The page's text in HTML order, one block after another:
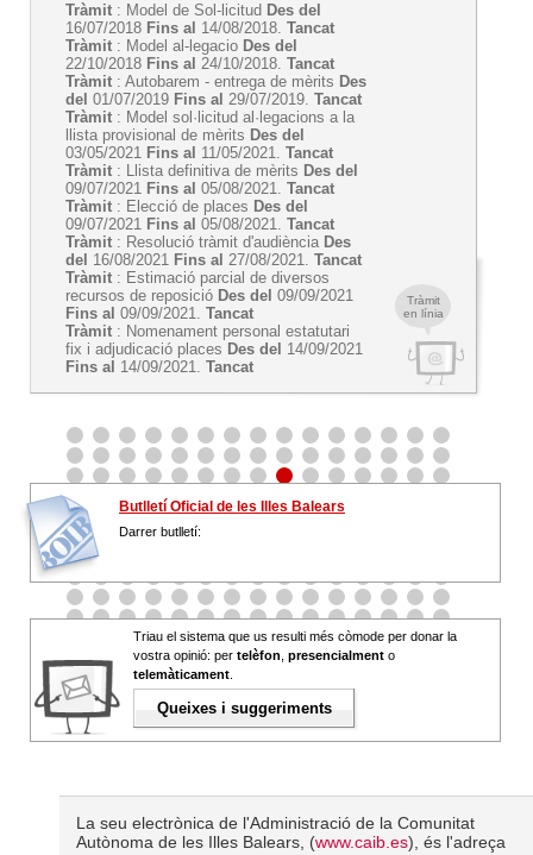
Tràmit
en línia
Tràmit : Model de Sol-licitud Des del
16/07/2018 Fins al 14/08/2018. Tancat
Tràmit : Model al-legacio Des del
22/10/2018 Fins al 24/10/2018. Tancat
Tràmit : Autobarem - entrega de mèrits Des
del 01/07/2019 Fins al 29/07/2019. Tancat
Tràmit : Model sol·licitud al·legacions a la
llista provisional de mèrits Des del
03/05/2021 Fins al 11/05/2021. Tancat
Tràmit : Llista definitiva de mèrits Des del
09/07/2021 Fins al 05/08/2021. Tancat
Tràmit : Elecció de places Des del
09/07/2021 Fins al 05/08/2021. Tancat
Tràmit : Resolució tràmit d'audiència Des
del 16/08/2021 Fins al 27/08/2021. Tancat
Tràmit : Estimació parcial de diversos
recursos de reposició Des del 09/09/2021
Fins al 09/09/2021. Tancat
Tràmit : Nomenament personal estatutari
fix i adjudicació places Des del 14/09/2021
Fins al 14/09/2021. Tancat
Butlletí Oficial de les Illes Balears
Darrer butlletí:
Triau el sistema que us resulti més còmode per donar la
vostra opinió: per telèfon presencialment o
telemàticament
Queixes i suggeriments
La seu electrònica de l'Administració de la Comunitat
Autònoma de les Illes Balears, (www.caib.es), és l'adreça